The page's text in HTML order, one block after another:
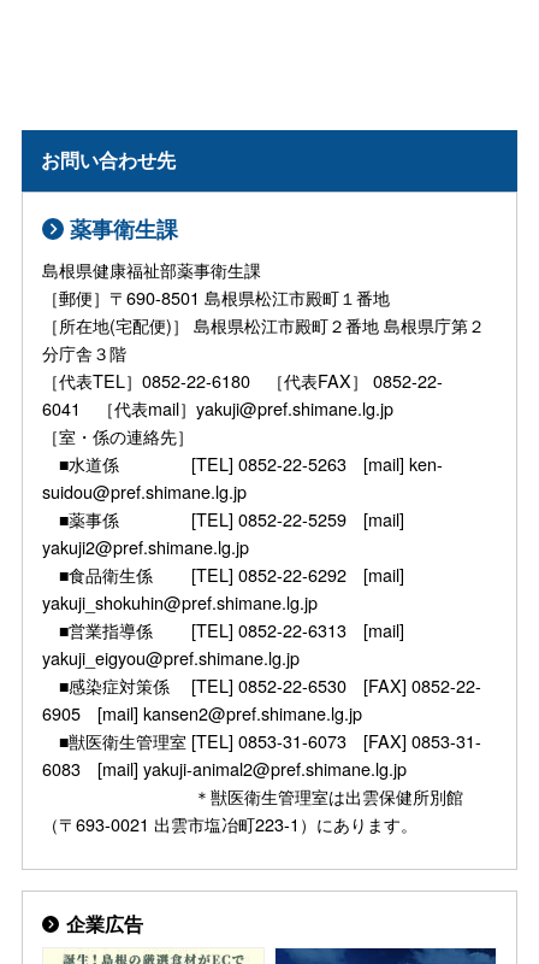
お問い合わせ先
薬事衛生課
島根県健康福祉部薬事衛生課
［郵便］〒690-8501 島根県松江市殿町１番地
［所在地(宅配便)］ 島根県松江市殿町２番地 島根県庁第２
分庁舎３階
［代表TEL］0852-22-6180 ［代表FAX］ 0852-22-
6041 ［代表mail］yakuji@pref.shimane.lg.jp
［室・係の連絡先］
■水道係 [TEL] 0852-22-5263 [mail] ken-
suidou@pref.shimane.lg.jp
■薬事係 [TEL] 0852-22-5259 [mail]
yakuji2@pref.shimane.lg.jp
■食品衛生係 [TEL] 0852-22-6292 [mail]
yakuji_shokuhin@pref.shimane.lg.jp
■営業指導係 [TEL] 0852-22-6313 [mail]
yakuji_eigyou@pref.shimane.lg.jp
■感染症対策係 [TEL] 0852-22-6530 [FAX] 0852-22-
6905 [mail] kansen2@pref.shimane.lg.jp
■獣医衛生管理室 [TEL] 0853-31-6073 [FAX] 0853-31-
6083 [mail] yakuji-animal2@pref.shimane.lg.jp
＊獣医衛生管理室は出雲保健所別館
（〒693-0021 出雲市塩冶町223-1）にあります。
企業広告